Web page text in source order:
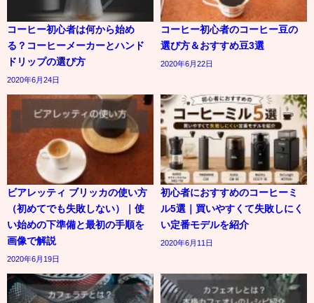
コーヒー初心者は何から始め
る？コーヒーメーカーとハンド
ドリップの選び方
2020年6月24日
コーヒー初心者のコーヒー豆の
選び方＆おすすめ豆3選
2020年6月22日
ビアレッティ ブリッカの使い方
（初めてでも失敗しない）｜使
い始めの下準備と最初の手順を
画像で解説
2020年6月19日
初心者におすすめのコーヒーミ
ル5選｜買いやすくて失敗しにく
い定番モデルを紹介
2020年6月11日